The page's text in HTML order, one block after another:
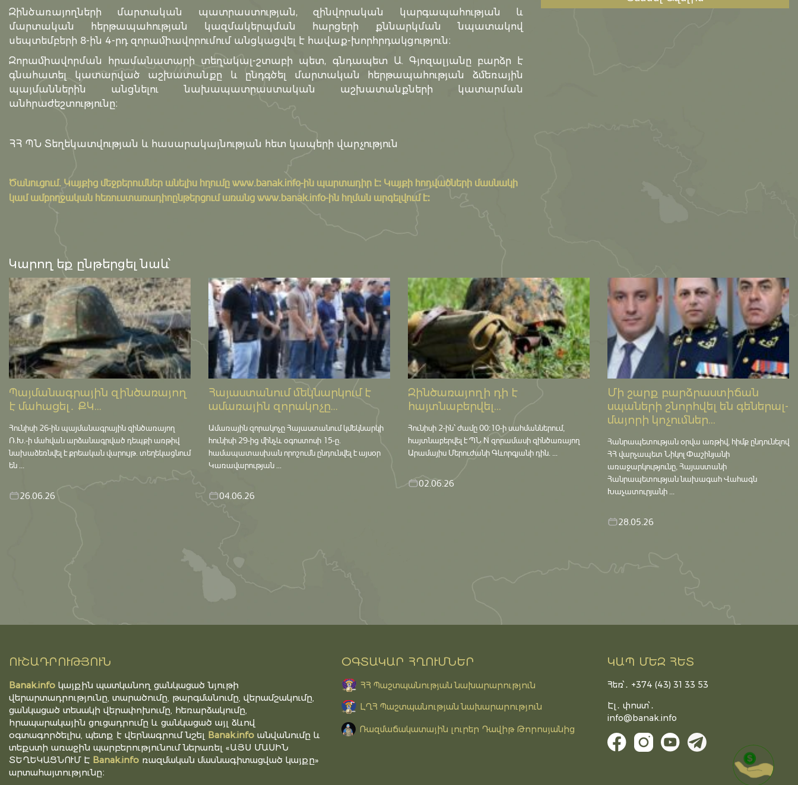
Զինծառայողների մարտական պատրաստության, զինվորական կարգապահության և
մարտական հերթապահության կազմակերպման հարցերի քննարկման նպատակով
սեպտեմբերի 8-ին 4-րդ զորամիավորումում անցկացվել է հավաք-խորհրդակցություն։
Զորամիավորման հրամանատարի տեղակալ-շտաբի պետ, գնդապետ Ա. Գյոզալյանը բարձր է
գնահատել կատարված աշխատանքը և ընդգծել մարտական հերթապահության ձմեռային
պայմաններին անցնելու նախապատրաստական աշխատանքների կատարման
անհրաժեշտությունը։
ՀՀ ՊՆ Տեղեկատվության և հասարակայնության հետ կապերի վարչություն
Ծանուցում․ Կայքից մեջբերումներ անելիս հղումըwww.banak.info-ին պարտադիր է: Կայքի հոդվածների մասնակի
կամ ամբողջական հեռուստառադիոընթերցում առանց www.banak.info-ին հղման արգելվում է:
Կարող եք ընթերցել նաև՝
Պայմանագրային զինծառայող
է մահացել․ ՔԿ...
Հունիսի 26-ին պայմանագրային զինծառայող
Ռ.Խ.-ի մահվան արձանագրված դեպքի առթիվ
նախաձեռնվել է քրեական վարույթ․ տեղեկացնում
են ...
26.06.26
Հայաստանում մեկնարկում է
ամառային զորակոչը...
Ամառային զորակոչը Հայաստանում կմեկնարկի
հունիսի 29-ից մինչև օգոստոսի 15-ը․
համապատասխան որոշումն ընդունվել է այսօր
Կառավարության ...
04.06.26
Զինծառայողի դի է
հայտնաբերվել...
Հունիսի 2-ին՝ ժամը 00:10-ի սահմաններում,
հայտնաբերվել է ՊՆ N զորամասի զինծառայող
Արամայիս Մերուժանի Գևորգյանի դին. ...
02.06.26
Մի շարք բարձրաստիճան
սպաների շնորհվել են գեներալ-
մայորի կոչումներ...
Հանրապետության օրվա առթիվ, հիմք ընդունելով
ՀՀ վարչապետ Նիկոլ Փաշինյանի
առաջարկությունը, Հայաստանի
Հանրապետության նախագահ Վահագն
Խաչատուրյանի ...
28.05.26
ՈՒՇԱԴՐՈՒԹՅՈՒՆ
Banak.info կայքին պատկանող ցանկացած նյութի
վերարտադրությունը, տարածումը, թարգմանումը, վերամշակումը,
ցանկացած տեսակի վերափոխումը, հեռարձակումը,
հրապարակային ցուցադրումը և ցանկացած այլ ձևով
օգտագործելիս, պետք է վերնագրում նշել Banak.info անվանումը և
տեքստի առաջին պարբերությունում ներառել «ԱՅՍ ՄԱՍԻՆ
ՏԵՂԵԿԱՑՆՈՒՄ Է Banak.info ռազմական մասնագիտացված կայքը»
արտահայտությունը։
ՕԳՏԱԿԱՐ ՀՂՈՒՄՆԵՐ
ՀՀ Պաշտպանության նախարարություն
ԼՂՀ Պաշտպանության նախարարություն
Ռազմաճակատային լուրեր Դավիթ Թորոսյանից
ԿԱՊ ՄԵԶ ՀԵՏ
Հեռ՝․ +374 (43) 31 33 53
Էլ․ փոստ՝․
info@banak.info